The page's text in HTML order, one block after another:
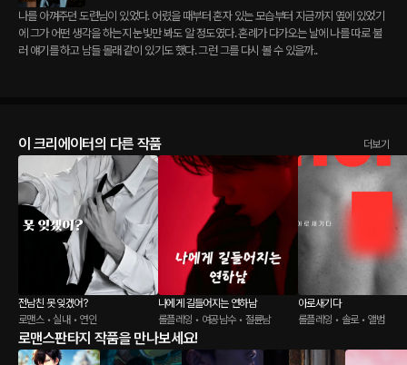
나를 아껴주던 도련님이 있었다. 어렸을 때부터 혼자 있는 모습부터 지금까지 옆에 있었기
에 그가 어떤 생각을 하는지 눈빛만 봐도 알 정도였다. 혼례가 다가오는 날에 나를 따로 불
러 얘기를 하고 남들 몰래 같이 있기도 했다. 그런 그를 다시 볼 수 있을까..
이 크리에이터의 다른 작품 더보기
전남친 못 잊겠어?
로맨스 • 실내 • 연인
나에게 길들어지는 연하남
롤플레잉 • 여공남수 • 절륜남
아로새기다
롤플레잉 • 솔로 • 앨범
로맨스판타지 작품을 만나보세요!